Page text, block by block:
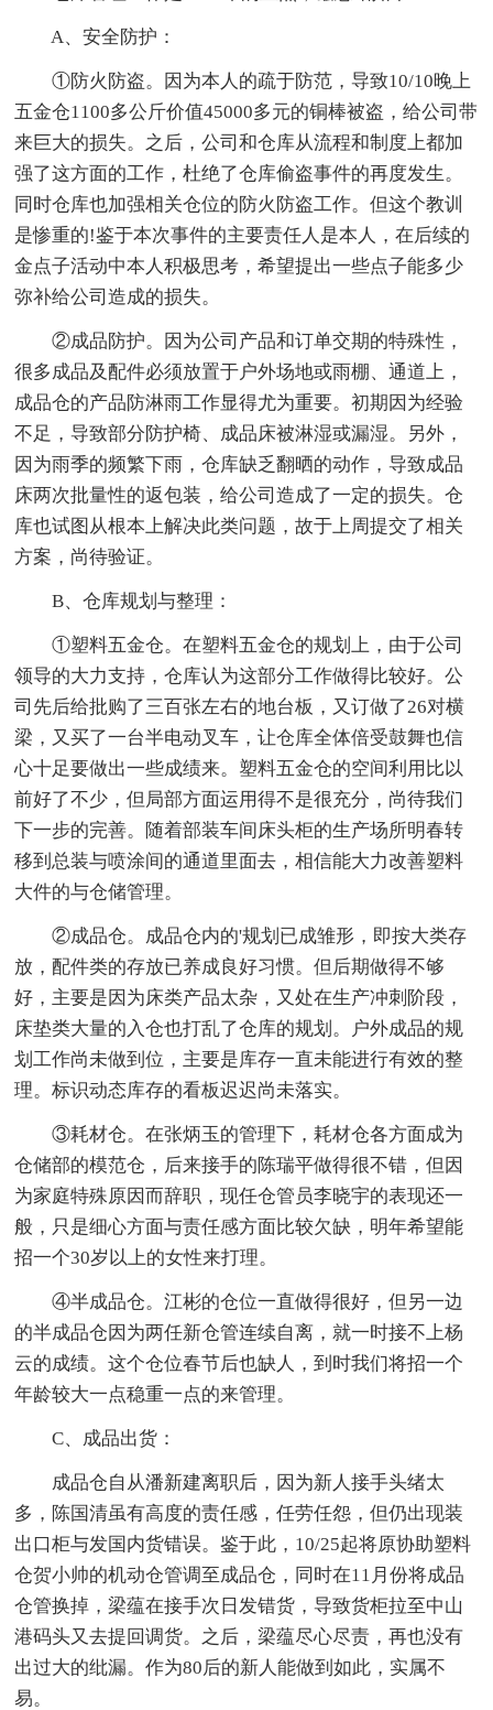
A、安全防护：
①防火防盗。因为本人的疏于防范，导致10/10晚上
五金仓1100多公斤价值45000多元的铜棒被盗，给公司带
来巨大的损失。之后，公司和仓库从流程和制度上都加
强了这方面的工作，杜绝了仓库偷盗事件的再度发生。
同时仓库也加强相关仓位的防火防盗工作。但这个教训
是惨重的!鉴于本次事件的主要责任人是本人，在后续的
金点子活动中本人积极思考，希望提出一些点子能多少
弥补给公司造成的损失。
②成品防护。因为公司产品和订单交期的特殊性，
很多成品及配件必须放置于户外场地或雨棚、通道上，
成品仓的产品防淋雨工作显得尤为重要。初期因为经验
不足，导致部分防护椅、成品床被淋湿或漏湿。另外，
因为雨季的频繁下雨，仓库缺乏翻晒的动作，导致成品
床两次批量性的返包装，给公司造成了一定的损失。仓
库也试图从根本上解决此类问题，故于上周提交了相关
方案，尚待验证。
B、仓库规划与整理：
①塑料五金仓。在塑料五金仓的规划上，由于公司
领导的大力支持，仓库认为这部分工作做得比较好。公
司先后给批购了三百张左右的地台板，又订做了26对横
梁，又买了一台半电动叉车，让仓库全体倍受鼓舞也信
心十足要做出一些成绩来。塑料五金仓的空间利用比以
前好了不少，但局部方面运用得不是很充分，尚待我们
下一步的完善。随着部装车间床头柜的生产场所明春转
移到总装与喷涂间的通道里面去，相信能大力改善塑料
大件的与仓储管理。
②成品仓。成品仓内的'规划已成雏形，即按大类存
放，配件类的存放已养成良好习惯。但后期做得不够
好，主要是因为床类产品太杂，又处在生产冲刺阶段，
床垫类大量的入仓也打乱了仓库的规划。户外成品的规
划工作尚未做到位，主要是库存一直未能进行有效的整
理。标识动态库存的看板迟迟尚未落实。
③耗材仓。在张炳玉的管理下，耗材仓各方面成为
仓储部的模范仓，后来接手的陈瑞平做得很不错，但因
为家庭特殊原因而辞职，现任仓管员李晓宇的表现还一
般，只是细心方面与责任感方面比较欠缺，明年希望能
招一个30岁以上的女性来打理。
④半成品仓。江彬的仓位一直做得很好，但另一边
的半成品仓因为两任新仓管连续自离，就一时接不上杨
云的成绩。这个仓位春节后也缺人，到时我们将招一个
年龄较大一点稳重一点的来管理。
C、成品出货：
成品仓自从潘新建离职后，因为新人接手头绪太
多，陈国清虽有高度的责任感，任劳任怨，但仍出现装
出口柜与发国内货错误。鉴于此，10/25起将原协助塑料
仓贺小帅的机动仓管调至成品仓，同时在11月份将成品
仓管换掉，梁蕴在接手次日发错货，导致货柜拉至中山
港码头又去提回调货。之后，梁蕴尽心尽责，再也没有
出过大的纰漏。作为80后的新人能做到如此，实属不
易。